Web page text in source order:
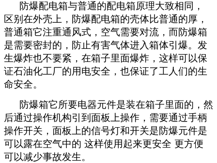
防爆配电箱与普通的配电箱原理大致相同，
区别在外壳上，防爆配电箱的壳体比普通的厚，
普通箱它注重通风式，空气需要对流，而防爆箱
是需要密封的，防止有害气体进入箱体引爆。发
生爆炸也不要紧，在箱子里面爆炸，这样可以保
证石油化工厂的用电安全，也保证了工人们的生
命安全。
防爆箱它所要电器元件是装在箱子里面的，然
后通过操作机构引到面板上操作，需要通过手柄
操作开关，面板上的信号灯和开关是防爆元件是
可以露在空气中的 这样使用起来更安全 更方便
可以减少事故发生。